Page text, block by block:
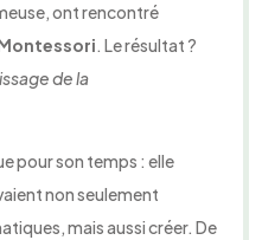
ont rencontré
. Le résultat ?
de la
pour son temps : elle
non seulement
mais aussi créer. De